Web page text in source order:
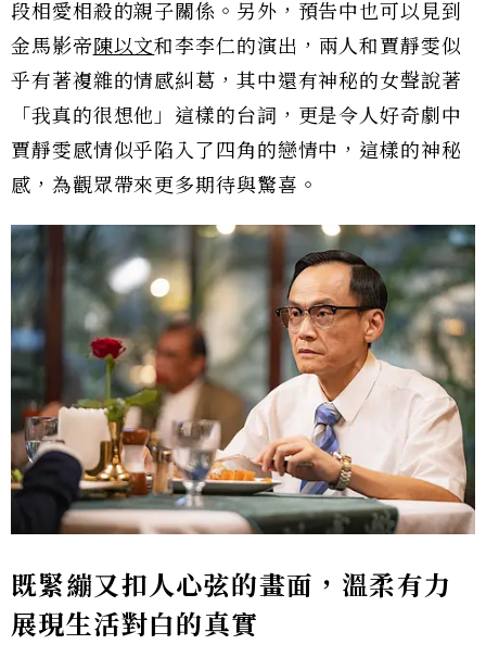
段相愛相殺的親子關係。另外，預告中也可以見到
金馬影帝陳以文和李李仁的演出，兩人和賈靜雯似
乎有著複雜的情感糾葛，其中還有神秘的女聲說著
「我真的很想他」這樣的台詞，更是令人好奇劇中
賈靜雯感情似乎陷入了四角的戀情中，這樣的神秘
感，為觀眾帶來更多期待與驚喜。
既緊繃又扣人心弦的畫面， 溫柔有力
展現生活對白的真實